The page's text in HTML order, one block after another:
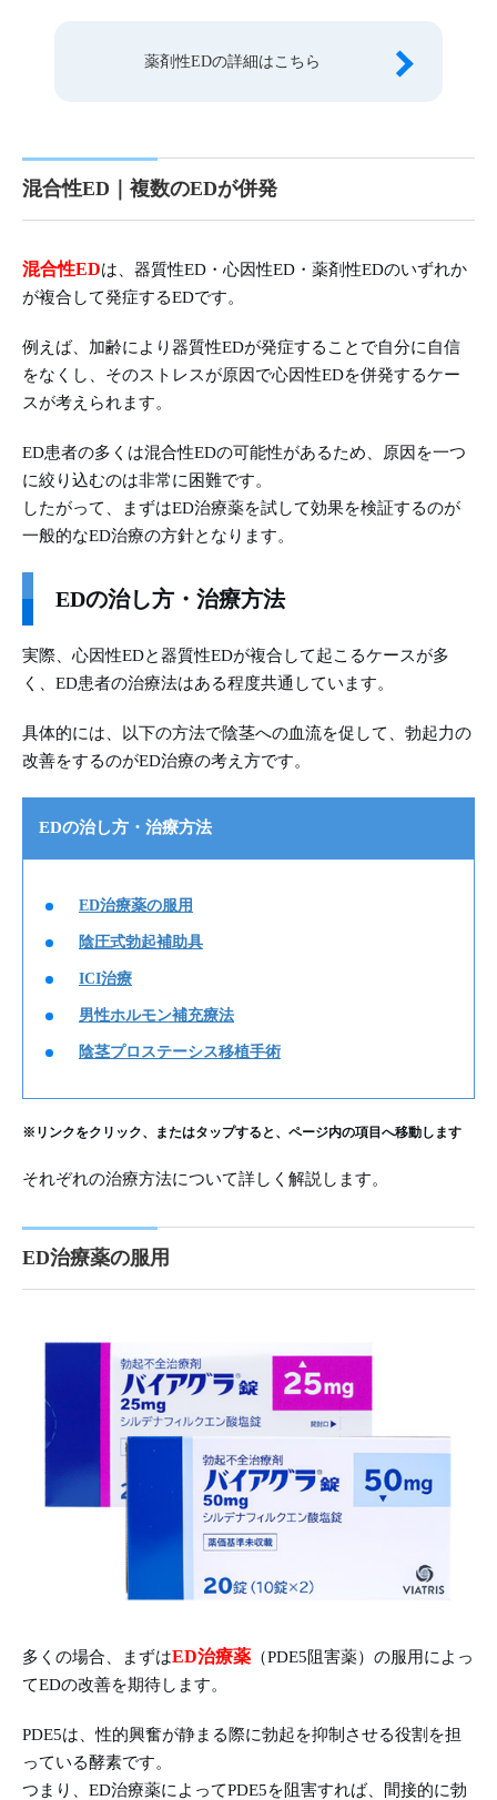
薬剤性EDの詳細はこちら
混合性ED｜複数のEDが併発
混合性EDは、器質性ED・心因性ED・薬剤性EDのいずれか
が複合して発症するEDです。
例えば、加齢により器質性EDが発症することで自分に自信
をなくし、そのストレスが原因で心因性EDを併発するケー
スが考えられます。
ED患者の多くは混合性EDの可能性があるため、原因を一つ
に絞り込むのは非常に困難です。
したがって、まずはED治療薬を試して効果を検証するのが
一般的なED治療の方針となります。
EDの治し方・治療方法
実際、心因性EDと器質性EDが複合して起こるケースが多
く、ED患者の治療法はある程度共通しています。
具体的には、以下の方法で陰茎への血流を促して、勃起力の
改善をするのがED治療の考え方です。
EDの治し方・治療方法
ED治療薬の服用
陰圧式勃起補助具
ICI治療
男性ホルモン補充療法
陰茎プロステーシス移植手術
※リンクをクリック、またはタップすると、ページ内の項目へ移動します
それぞれの治療方法について詳しく解説します。
ED治療薬の服用
多くの場合、まずはED治療薬 （PDE5阻害薬）の服用によっ
てEDの改善を期待します。
PDE5は、性的興奮が静まる際に勃起を抑制させる役割を担
っている酵素です。
つまり、ED治療薬によってPDE5を阻害すれば、間接的に勃